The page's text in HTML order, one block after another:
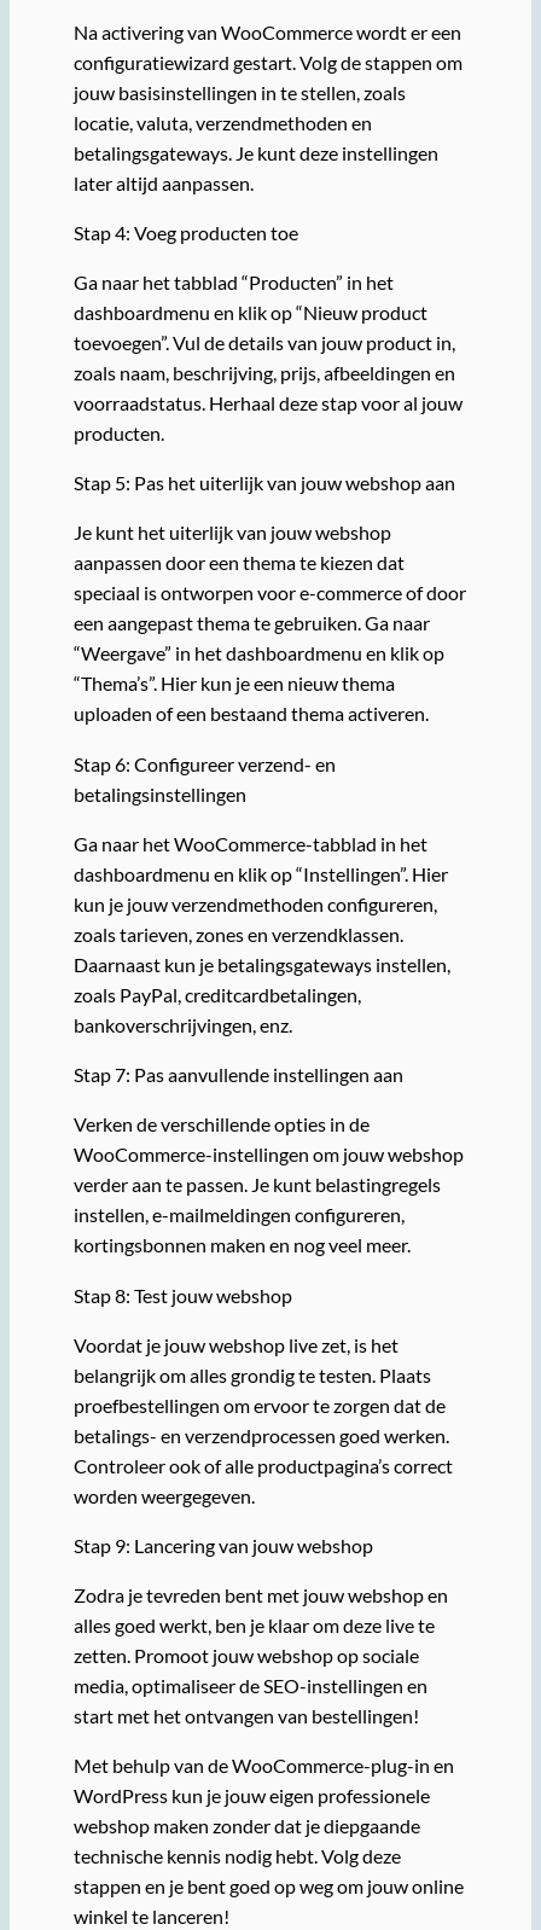
Na activering van WooCommerce wordt er een
configuratiewizard gestart. Volg de stappen om
jouw basisinstellingen in te stellen, zoals
locatie, valuta, verzendmethoden en
betalingsgateways. Je kunt deze instellingen
later altijd aanpassen.
Stap 4: Voeg producten toe
Ga naar het tabblad “Producten” in het
dashboardmenu en klik op “Nieuw product
toevoegen”. Vul de details van jouw product in,
zoals naam, beschrijving, prijs, afbeeldingen en
voorraadstatus. Herhaal deze stap voor al jouw
producten.
Stap 5: Pas het uiterlijk van jouw webshop aan
Je kunt het uiterlijk van jouw webshop
aanpassen door een thema te kiezen dat
speciaal is ontworpen voor e-commerce of door
een aangepast thema te gebruiken. Ga naar
“Weergave” in het dashboardmenu en klik op
“Thema’s”. Hier kun je een nieuw thema
uploaden of een bestaand thema activeren.
Stap 6: Configureer verzend- en
betalingsinstellingen
Ga naar het WooCommerce-tabblad in het
dashboardmenu en klik op “Instellingen”. Hier
kun je jouw verzendmethoden configureren,
zoals tarieven, zones en verzendklassen.
Daarnaast kun je betalingsgateways instellen,
zoals PayPal, creditcardbetalingen,
bankoverschrijvingen, enz.
Stap 7: Pas aanvullende instellingen aan
Verken de verschillende opties in de
WooCommerce-instellingen om jouw webshop
verder aan te passen. Je kunt belastingregels
instellen, e-mailmeldingen configureren,
kortingsbonnen maken en nog veel meer.
Stap 8: Test jouw webshop
Voordat je jouw webshop live zet, is het
belangrijk om alles grondig te testen. Plaats
proefbestellingen om ervoor te zorgen dat de
betalings- en verzendprocessen goed werken.
Controleer ook of alle productpagina’s correct
worden weergegeven.
Stap 9: Lancering van jouw webshop
Zodra je tevreden bent met jouw webshop en
alles goed werkt, ben je klaar om deze live te
zetten. Promoot jouw webshop op sociale
media, optimaliseer de SEO-instellingen en
start met het ontvangen van bestellingen!
Met behulp van de WooCommerce-plug-in en
WordPress kun je jouw eigen professionele
webshop maken zonder dat je diepgaande
technische kennis nodig hebt. Volg deze
stappen en je bent goed op weg om jouw online
winkel te lanceren!